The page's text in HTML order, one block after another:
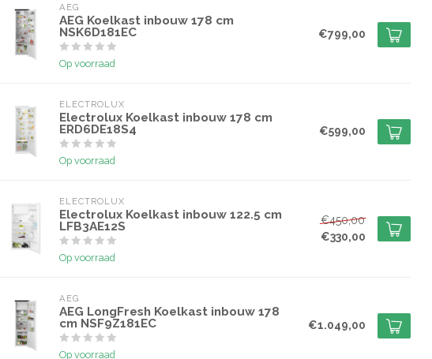
AEG
AEG Koelkast inbouw 178 cm
NSK6D181EC
Op voorraad
€799,00
ELECTROLUX
Electrolux Koelkast inbouw 178 cm
ERD6DE18S4
Op voorraad
€599,00
ELECTROLUX
Electrolux Koelkast inbouw 122.5 cm
LFB3AE12S
Op voorraad
€450,00
€330,00
AEG
AEG LongFresh Koelkast inbouw 178
cm NSF9Z181EC
Op voorraad
€1.049,00